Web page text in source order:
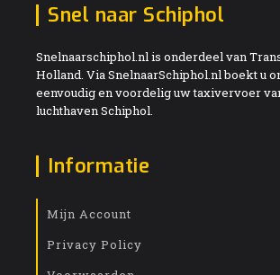
Snel naar Schiphol
Snelnaarschiphol.nl is onderdeel van
Holland. Via SnelnaarSchiphol.nl boekt u
eenvoudig en voordelig uw taxivervoer
luchthaven Schiphol.
Informatie
Mijn Account
Privacy Policy